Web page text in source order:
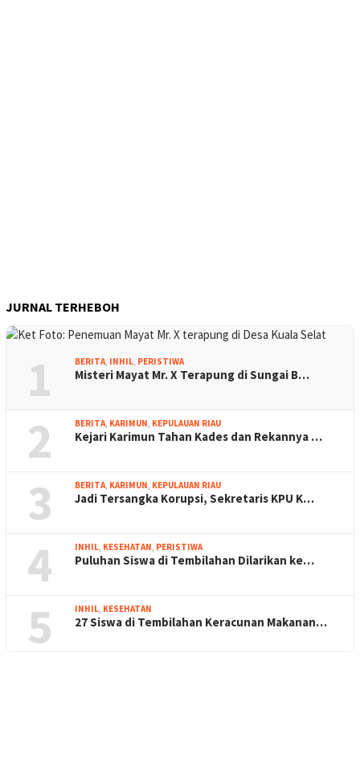
JURNAL TERHEBOH
1 BERITA, INHIL, PERISTIWA
Misteri Mayat Mr. X Terapung di Sungai B…
2 BERITA, KARIMUN, KEPULAUAN RIAU
Kejari Karimun Tahan Kades dan Rekannya …
3 BERITA, KARIMUN, KEPULAUAN RIAU
Jadi Tersangka Korupsi, Sekretaris KPU K…
4 INHIL, KESEHATAN, PERISTIWA
Puluhan Siswa di Tembilahan Dilarikan ke…
5 INHIL, KESEHATAN
27 Siswa di Tembilahan Keracunan Makanan…